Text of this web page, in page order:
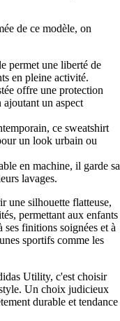
de ce modèle, on
permet une liberté de
en pleine activité.
offre une protection
un aspect
ce sweatshirt
un look urbain ou
en machine, il garde sa
lavages.
une silhouette flatteuse,
permettant aux enfants
ses finitions soignées et à
sportifs comme les
Utility, c'est choisir
Un choix judicieux
durable et tendance